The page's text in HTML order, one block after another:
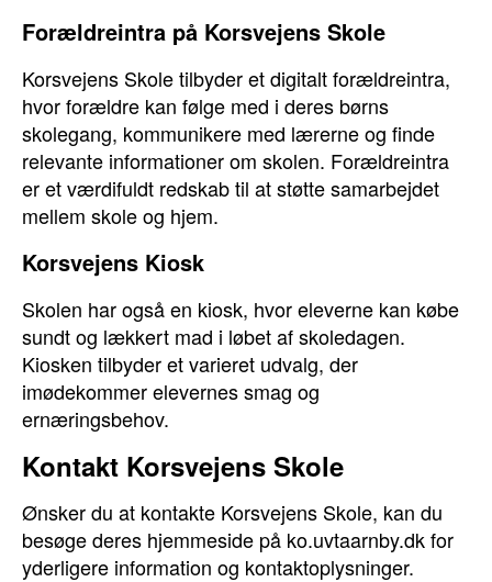
Forældreintra på Korsvejens Skole
Korsvejens Skole tilbyder et digitalt forældreintra,
hvor forældre kan følge med i deres børns
skolegang, kommunikere med lærerne og finde
relevante informationer om skolen. Forældreintra
er et værdifuldt redskab til at støtte samarbejdet
mellem skole og hjem.
Korsvejens Kiosk
Skolen har også en kiosk, hvor eleverne kan købe
sundt og lækkert mad i løbet af skoledagen.
Kiosken tilbyder et varieret udvalg, der
imødekommer elevernes smag og
ernæringsbehov.
Kontakt Korsvejens Skole
Ønsker du at kontakte Korsvejens Skole, kan du
besøge deres hjemmeside på ko.uvtaarnby.dk for
yderligere information og kontaktoplysninger.